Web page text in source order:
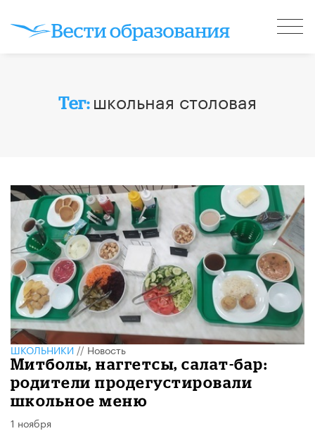
Тег: школьная столовая
ШКОЛЬНИКИ//Новость
Митболы, наггетсы, салат-бар:
родители продегустировали
школьное меню
1 ноября